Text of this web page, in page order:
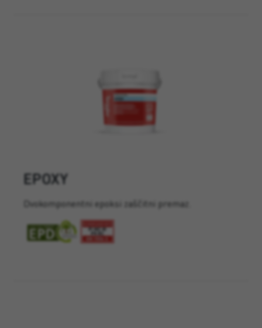
EPOXY
Dvokomponentni epoksi zaščitni premaz.